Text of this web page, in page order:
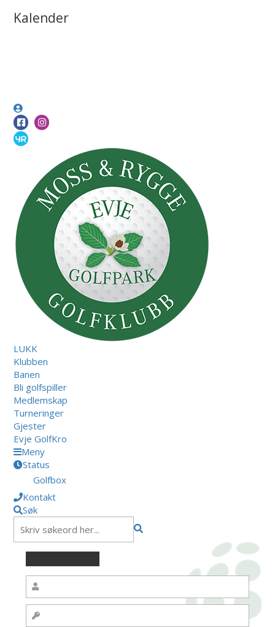
Kalender
LUKK
Klubben
Banen
Bli golfspiller
Medlemskap
Turneringer
Gjester
Evje GolfKro
Meny
Status
Golfbox
Kontakt
Søk